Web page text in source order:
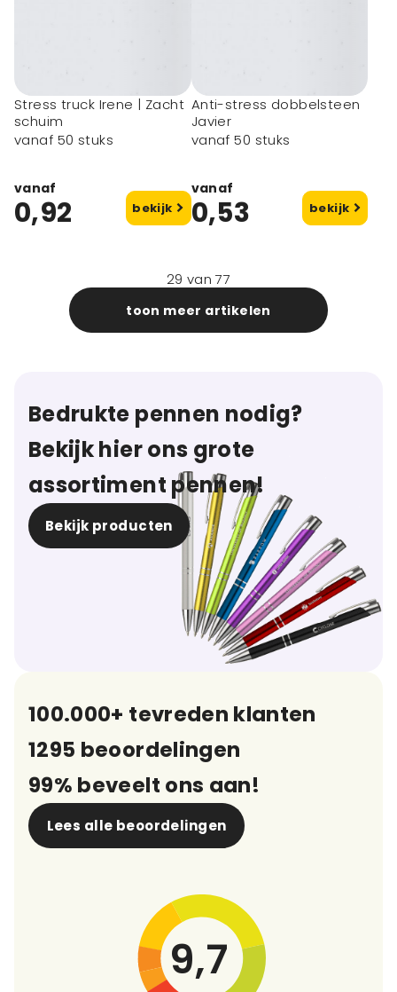
Stress truck Irene | Zacht
schuim
vanaf 50 stuks
vanaf
0,92 bekijk
Anti-stress dobbelsteen
Javier
vanaf 50 stuks
vanaf
0,53 bekijk
29 van 77
toon meer artikelen
Bedrukte pennen nodig?
Bekijk hier ons grote
assortiment pennen!
Bekijk producten
100.000+ tevreden klanten
1295 beoordelingen
99% beveelt ons aan!
Lees alle beoordelingen
9,7